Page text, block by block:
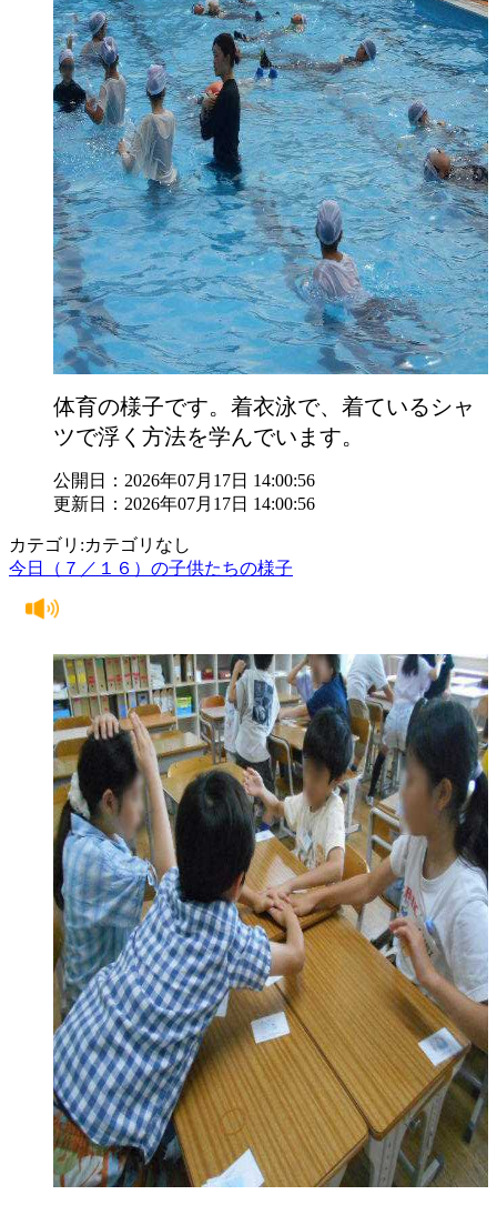
体育の様子です。着衣泳で、着ているシャ
ツで浮く方法を学んでいます。
公開日：2026年07月17日 14:00:56
更新日：2026年07月17日 14:00:56
カテゴリ:カテゴリなし
今日（７／１６）の子供たちの様子